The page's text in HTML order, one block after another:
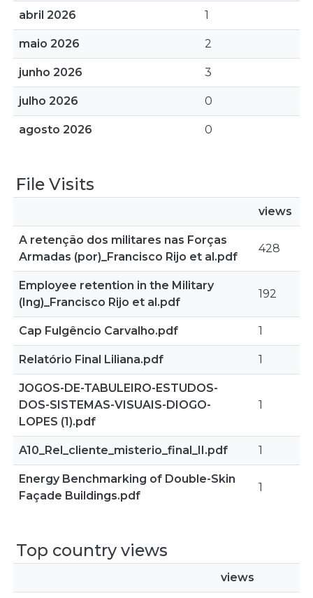
abril 2026 1
maio 2026 2
junho 2026 3
julho 2026 0
agosto 2026 0
File Visits
views
A retenção dos militares nas Forças
Armadas (por)_Francisco Rijo et al.pdf
428
Employee retention in the Military
(Ing)_Francisco Rijo et al.pdf
192
Cap Fulgêncio Carvalho.pdf 1
Relatório Final Liliana.pdf 1
JOGOS-DE-TABULEIRO-ESTUDOS-
DOS-SISTEMAS-VISUAIS-DIOGO-
LOPES (1).pdf
1
A10_Rel_cliente_misterio_final_II.pdf 1
Energy Benchmarking of Double-Skin
Façade Buildings.pdf
1
Top country views
views